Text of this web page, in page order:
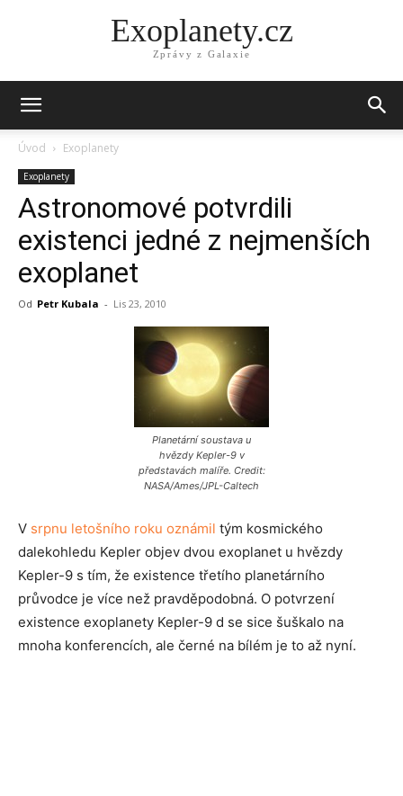
Exoplanety.cz
Zprávy z Galaxie
Úvod Exoplanety
Exoplanety
Astronomové potvrdili
existenci jedné z nejmenších
exoplanet
Od Petr Kubala - Lis 23, 2010
Planetární soustava u
hvězdy Kepler-9 v
představách malíře. Credit:
NASA/Ames/JPL-Caltech
V srpnu letošního roku oznámil tým kosmického
dalekohledu Kepler objev dvou exoplanet u hvězdy
Kepler-9 s tím, že existence třetího planetárního
průvodce je více než pravděpodobná. O potvrzení
existence exoplanety Kepler-9 d se sice šuškalo na
mnoha konferencích, ale černé na bílém je to až nyní.